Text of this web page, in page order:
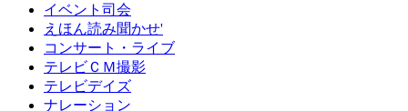
イベント司会
えほん読み聞かせ'
コンサート・ライブ
テレビＣＭ撮影
テレビデイズ
ナレーション